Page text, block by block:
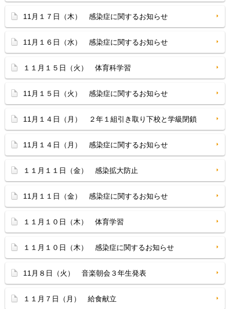
11月１７日（木） 感染症に関するお知らせ
11月１６日（水） 感染症に関するお知らせ
１１月１５日（火） 体育科学習
11月１５日（火） 感染症に関するお知らせ
11月１４日（月） ２年１組引き取り下校と学級閉鎖
11月１４日（月） 感染症に関するお知らせ
１１月１１日（金） 感染拡大防止
11月１１日（金） 感染症に関するお知らせ
１１月１０日（木） 体育学習
１１月１０日（木） 感染症に関するお知らせ
11月８日（火） 音楽朝会３年生発表
１１月７日（月） 給食献立